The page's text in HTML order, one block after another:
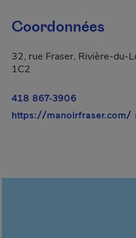
Coordonnées
32, rue Fraser, Rivière-du-
1C2
418 867-3906
https://manoirfraser.com/-